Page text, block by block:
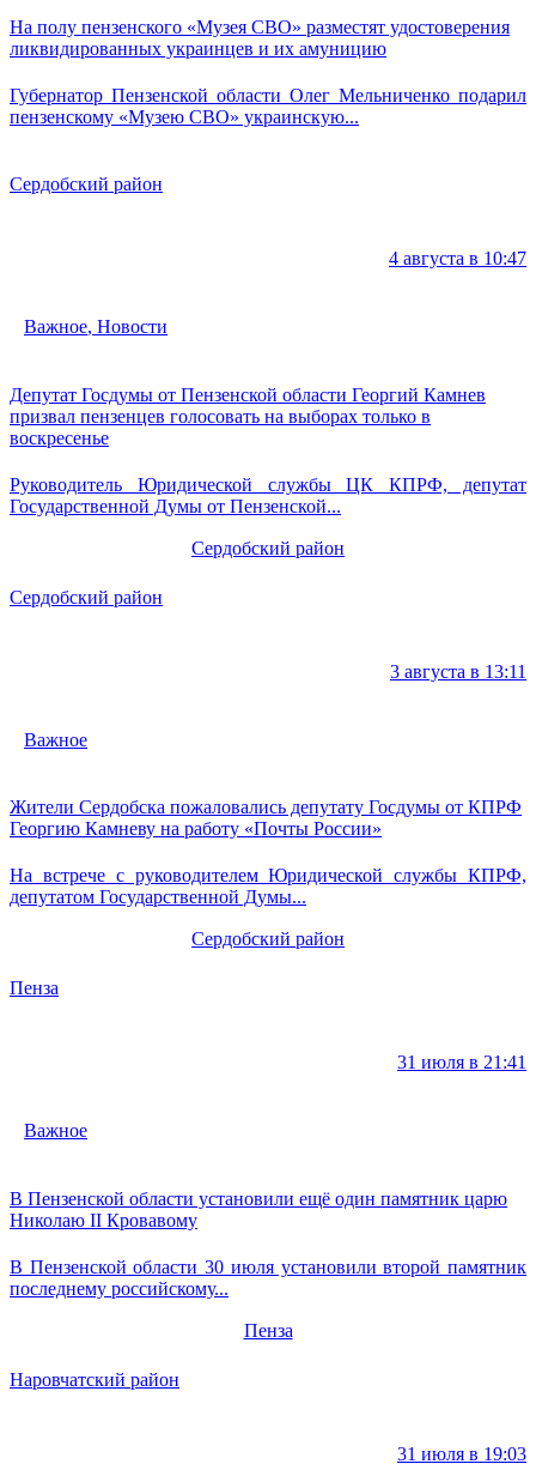
На полу пензенского «Музея СВО» разместят удостоверения
ликвидированных украинцев и их амуницию
Губернатор Пензенской области Олег Мельниченко подарил
пензенскому «Музею СВО» украинскую...
Сердобский район
4 августа в 10:47
Важное, Новости
Депутат Госдумы от Пензенской области Георгий Камнев
призвал пензенцев голосовать на выборах только в
воскресенье
Руководитель Юридической службы ЦК КПРФ, депутат
Государственной Думы от Пензенской...
Сердобский район
Сердобский район
3 августа в 13:11
Важное
Жители Сердобска пожаловались депутату Госдумы от КПРФ
Георгию Камневу на работу «Почты России»
На встрече с руководителем Юридической службы КПРФ,
депутатом Государственной Думы...
Сердобский район
Пенза
31 июля в 21:41
Важное
В Пензенской области установили ещё один памятник царю
Николаю II Кровавому
В Пензенской области 30 июля установили второй памятник
последнему российскому...
Пенза
Наровчатский район
31 июля в 19:03